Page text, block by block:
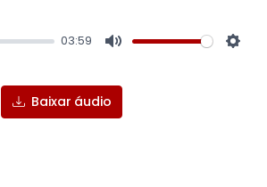
03:59
Baixar áudio